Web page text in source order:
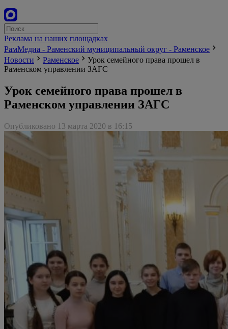
Реклама на наших площадках
РамМедиа - Раменский муниципальный округ - Раменское
Новости
Раменское
Урок семейного права прошел в
Раменском управлении ЗАГС
Урок семейного права прошел в
Раменском управлении ЗАГС
Опубликовано 13 марта 2020 в 16:15